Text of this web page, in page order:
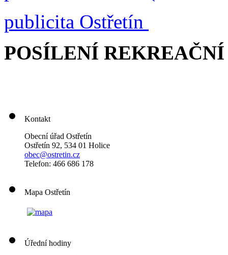
publicita Ostřetín
POSÍLENÍ
Kontakt
Obecní úřad Ostřetín
Ostřetín 92, 534 01 Holice
obec@ostretin.cz
Telefon: 466 686 178
Mapa Ostřetín
Úřední hodiny